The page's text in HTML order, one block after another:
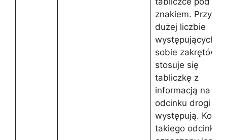
znakiem. Przy
dużej liczbie
występujących
sobie zakrętów
stosuje się
tabliczkę z
informacją na
odcinku drogi
występują.
takiego odcinka